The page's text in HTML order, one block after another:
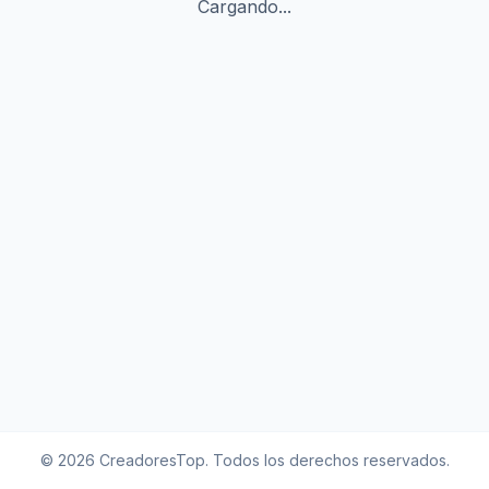
Cargando...
© 2026 CreadoresTop. Todos los derechos reservados.